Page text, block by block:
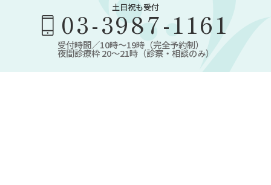
土日祝も受付
03-3987-1161
受付時間／10時～19時（完全予約制）
夜間診療枠 20～21時（診察・相談のみ）